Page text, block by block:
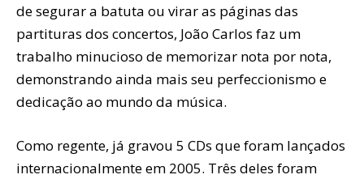
de segurar a batuta ou virar as páginas das
partituras dos concertos, João Carlos faz um
trabalho minucioso de memorizar nota por nota,
demonstrando ainda mais seu perfeccionismo e
dedicação ao mundo da música.
Como regente, já gravou 5 CDs que foram lançados
internacionalmente em 2005. Três deles foram